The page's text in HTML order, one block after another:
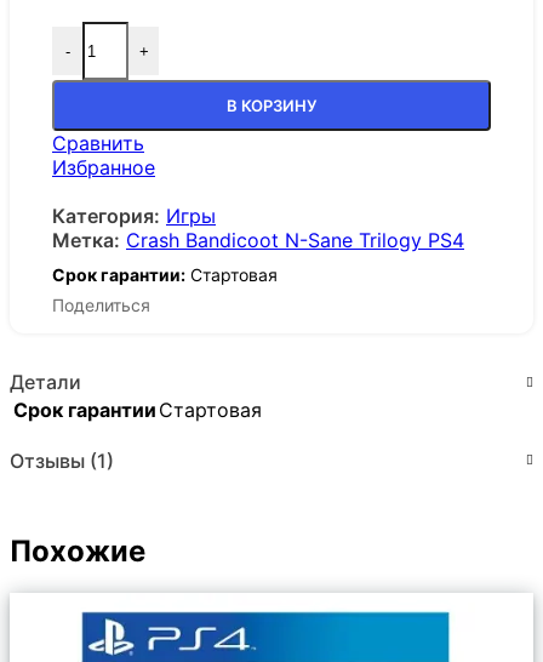
- +
В КОРЗИНУ
Сравнить
Избранное
Категория: Игры
Метка: Crash Bandicoot N-Sane Trilogy PS4
Срок гарантии: Стартовая
Поделиться
Детали
Срок гарантии Стартовая
Отзывы (1)
Похожие